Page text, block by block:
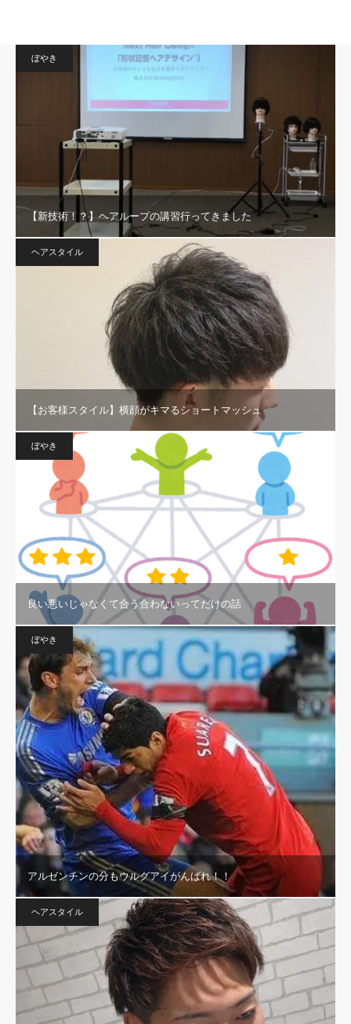
ぼやき
【新技術！？】ヘアループの講習行ってきました
ヘアスタイル
【お客様スタイル】横顔がキマるショートマッシュ
ぼやき
良い悪いじゃなくて合う合わないってだけの話
ぼやき
アルゼンチンの分もウルグアイがんばれ！！
ヘアスタイル